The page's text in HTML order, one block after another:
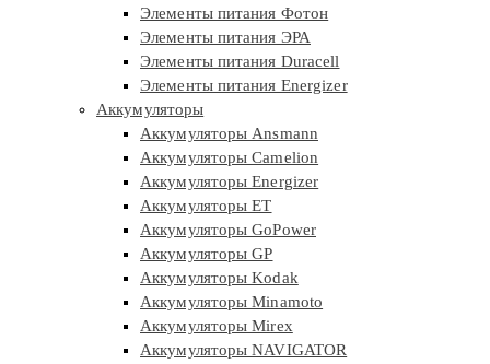
Элементы питания Фотон
Элементы питания ЭРА
Элементы питания Duracell
Элементы питания Energizer
Аккумуляторы
Аккумуляторы Ansmann
Аккумуляторы Camelion
Аккумуляторы Energizer
Аккумуляторы ET
Аккумуляторы GoPower
Аккумуляторы GP
Аккумуляторы Kodak
Аккумуляторы Minamoto
Аккумуляторы Mirex
Аккумуляторы NAVIGATOR